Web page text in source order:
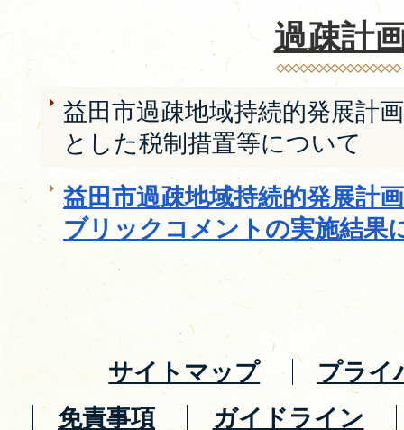
過疎計
益田市過疎地域持続的発展計
とした税制措置等について
益田市過疎地域持続的発展計
ブリックコメントの実施結果
サイトマップ
プライ
免責事項
ガイドライン